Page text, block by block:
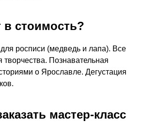
в стоимость?
росписи (медведь и лапа). Все
Познавательная
о Ярославле. Дегустация
мастер-класс